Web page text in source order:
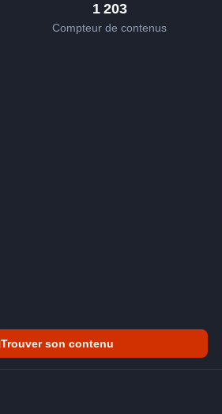
1 203
Compteur de contenus
Trouver son contenu